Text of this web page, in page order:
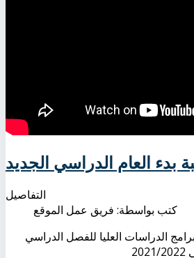
بدء العام الدراسي الجديد
التفاصيل
كتب بواسطة: فريق عمل الموقع